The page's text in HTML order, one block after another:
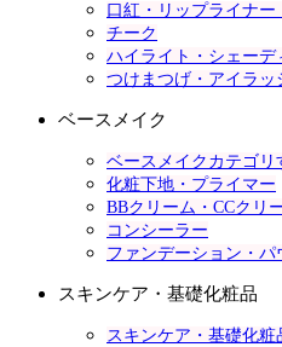
口紅・リップライナー
チーク
ハイライト・シェーデ
つけまつげ・アイラッ
ベースメイク
ベースメイクカテゴリ
化粧下地・プライマー
BBクリーム・CCクリ
コンシーラー
ファンデーション・パ
スキンケア・基礎化粧品
スキンケア・基礎化粧